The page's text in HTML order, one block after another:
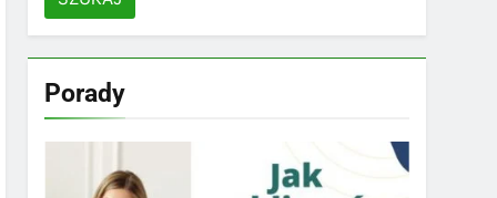
Porady